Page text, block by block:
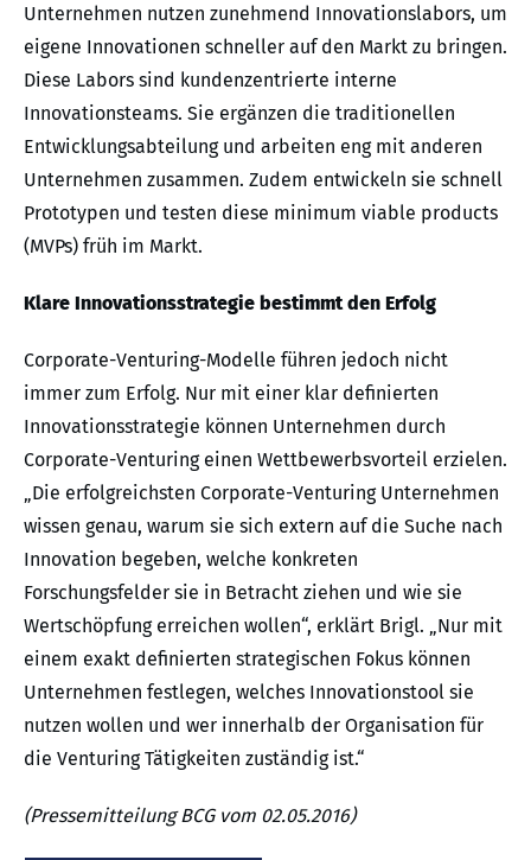
Unternehmen nutzen zunehmend Innovationslabors, um
eigene Innovationen schneller auf den Markt zu bringen.
Diese Labors sind kundenzentrierte interne
Innovationsteams. Sie ergänzen die traditionellen
Entwicklungsabteilung und arbeiten eng mit anderen
Unternehmen zusammen. Zudem entwickeln sie schnell
Prototypen und testen diese minimum viable products
(MVPs) früh im Markt.
Klare Innovationsstrategie bestimmt den Erfolg
Corporate-Venturing-Modelle führen jedoch nicht
immer zum Erfolg. Nur mit einer klar definierten
Innovationsstrategie können Unternehmen durch
Corporate-Venturing einen Wettbewerbsvorteil erzielen.
„Die erfolgreichsten Corporate-Venturing Unternehmen
wissen genau, warum sie sich extern auf die Suche nach
Innovation begeben, welche konkreten
Forschungsfelder sie in Betracht ziehen und wie sie
Wertschöpfung erreichen wollen“, erklärt Brigl. „Nur mit
einem exakt definierten strategischen Fokus können
Unternehmen festlegen, welches Innovationstool sie
nutzen wollen und wer innerhalb der Organisation für
die Venturing Tätigkeiten zuständig ist.“
(Pressemitteilung BCG vom 02.05.2016)